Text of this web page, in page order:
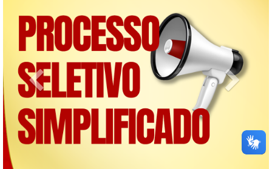
Previous Next